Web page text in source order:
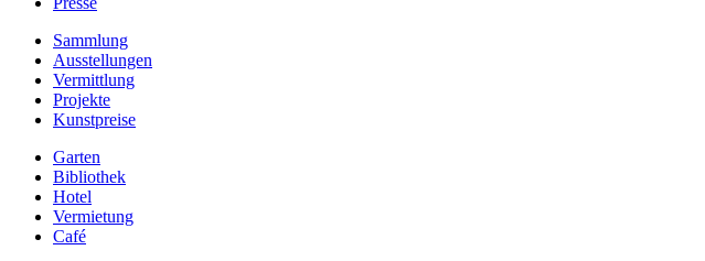
Sammlung
Ausstellungen
Vermittlung
Projekte
Kunstpreise
Garten
Bibliothek
Hotel
Vermietung
Café